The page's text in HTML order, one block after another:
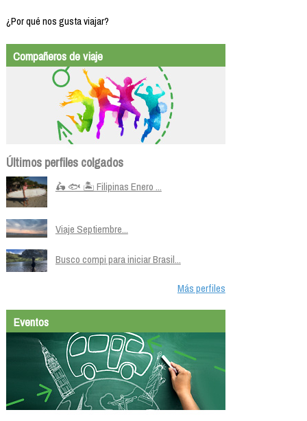
¿Por qué nos gusta viajar?
Compañeros de viaje
Últimos perfiles colgados
🛵 🐟 🏝️ Filipinas Enero ...
Viaje Septiembre...
Busco compi para iniciar Brasil...
Más perfiles
Eventos